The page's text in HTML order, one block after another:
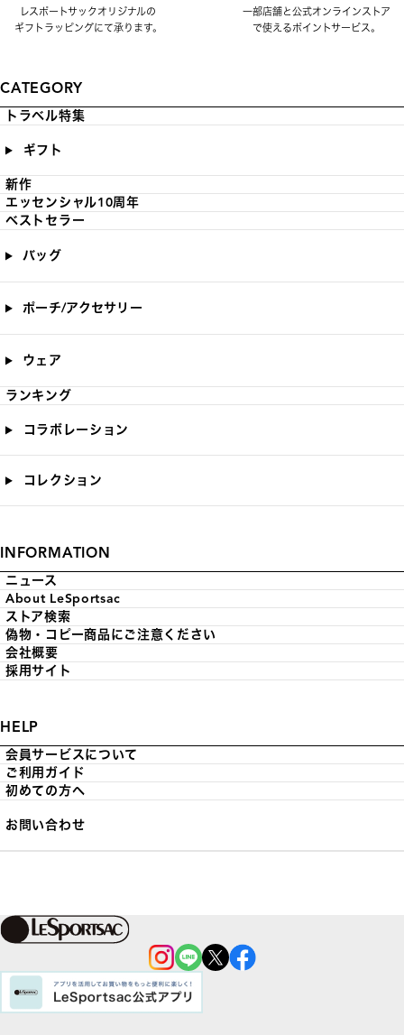
レスポートサックオリジナルの
ギフトラッピングにて承ります。
一部店舗と公式オンラインストア
で使えるポイントサービス。
CATEGORY
トラベル特集
ギフト
新作
エッセンシャル10周年
ベストセラー
バッグ
ポーチ/アクセサリー
ウェア
ランキング
コラボレーション
コレクション
INFORMATION
ニュース
About LeSportsac
ストア検索
偽物・コピー商品にご注意ください
会社概要
採用サイト
HELP
会員サービスについて
ご利用ガイド
初めての方へ
お問い合わせ